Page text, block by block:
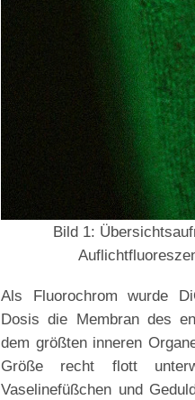
Bild 1:
Als Fluorochrom wurde
Dosis die Membran des
dem größten inneren
Größe recht flott
Vaselinefüßchen und